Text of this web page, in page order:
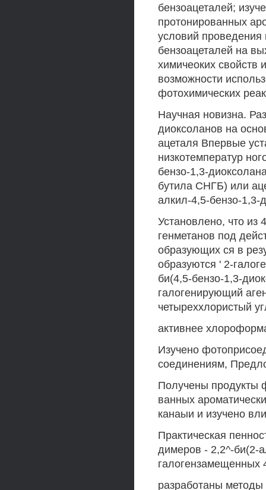
бензоацеталей;
протонированных
условий проведения
бензоацеталей на
химичеоких свойств
возможности
фотохимических
Научная новизна.
диоксоланов на
ацеталя Впервые
низкотемператур
бензо-1,3-
бутила СНГБ) или
алкил-4,5-бензо-1,3-
Установлено, что из
генметанов под
образующих ся в
образуются ' 2-
би(4,5-бензо-1,3-
галогенирующий
четыреххлористый
активнее
Изучено
соединениям,
Получены продукты
ванных
канаыи и изучено
Практическая
димеров - 2,2^-би(2-
галогензамещенных
разработаны